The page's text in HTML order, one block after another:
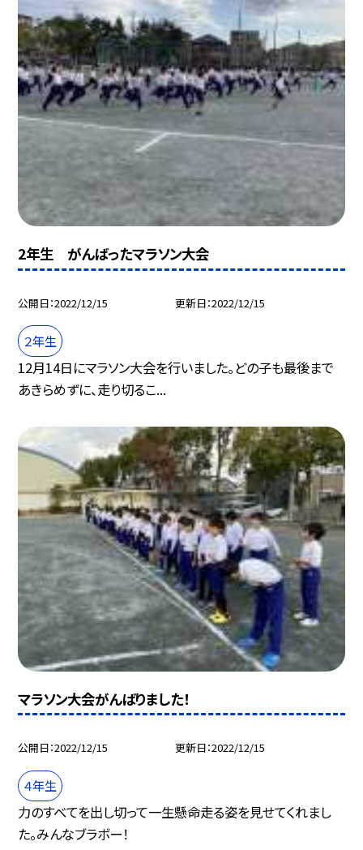
2年生 がんばったマラソン大会
公開日 2022/12/15 更新日 2022/12/15
２年生
12月14日にマラソン大会を行いました。どの子も最後まで
あきらめずに、走り切るこ...
マラソン大会がんばりました！
公開日 2022/12/15 更新日 2022/12/15
４年生
力のすべてを出し切って一生懸命走る姿を見せてくれまし
た。みんなブラボー！